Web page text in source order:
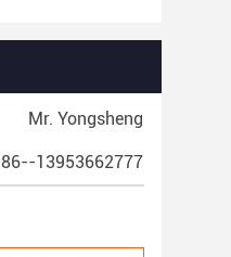
Mr. Yongsheng
86--13953662777